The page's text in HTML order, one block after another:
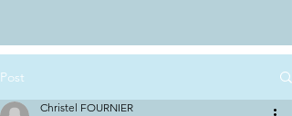
Post
Christel FOURNIER